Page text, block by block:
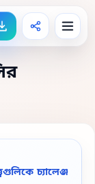
চ্যালেঞ্জ